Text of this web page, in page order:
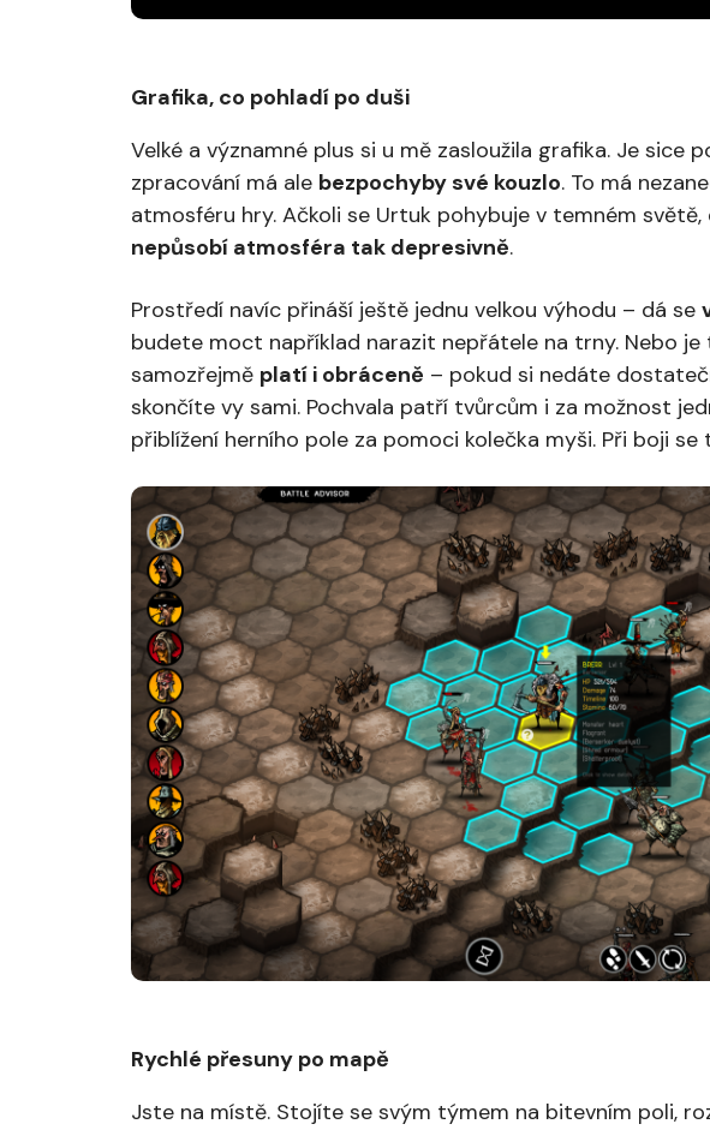
Grafika, co pohladí po duši
Velké a významné plus si u mě zasloužila grafika. Je sice
zpracování má ale bezpochyby své kouzlo. To má
atmosféru hry. Ačkoli se Urtuk pohybuje v temném
nepůsobí atmosféra tak depresivně.
Prostředí navíc přináší ještě jednu velkou výhodu – dá se
budete moct například narazit nepřátele na trny. Nebo je
samozřejmě platí i obráceně – pokud si nedáte
skončíte vy sami. Pochvala patří tvůrcům i za možnost
přiblížení herního pole za pomoci kolečka myši. Při boji
Rychlé přesuny po mapě
Jste na místě. Stojíte se svým týmem na bitevním poli,